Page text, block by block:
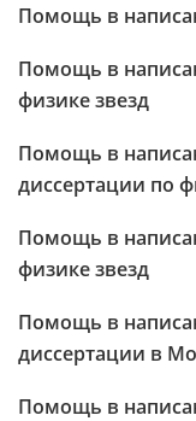
Помощь в
Помощь в
физике звезд
Помощь в
диссертации по
Помощь в
физике звезд
Помощь в
диссертации в
Помощь в